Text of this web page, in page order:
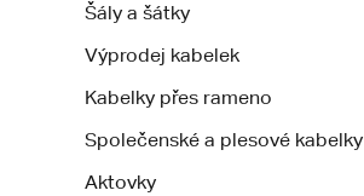
Šály a šátky
Výprodej kabelek
Kabelky přes rameno
Společenské a plesové kabelky
Aktovky